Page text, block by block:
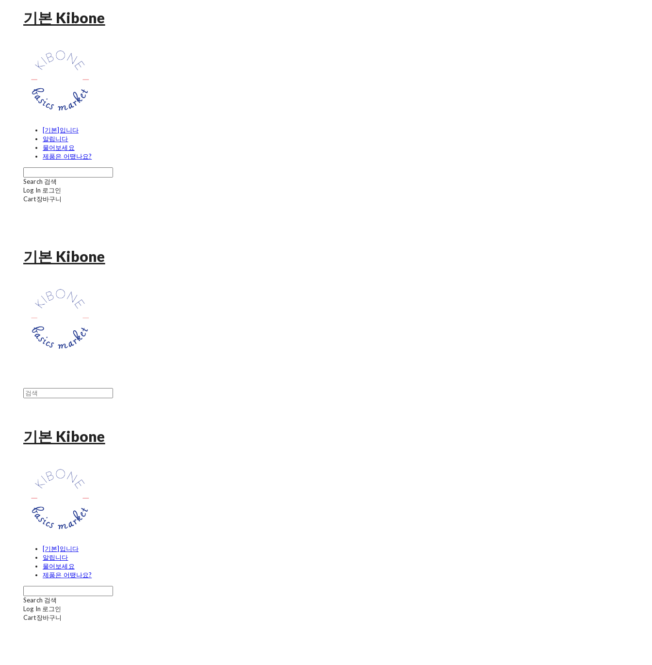
기본 Kibone
[기본]입니다
알립니다
물어보세요
제품은 어땠나요?
Search 검색
Log In 로그인
Cart장바구니
기본 Kibone
기본 Kibone
[기본]입니다
알립니다
물어보세요
제품은 어땠나요?
Search 검색
Log In 로그인
Cart장바구니